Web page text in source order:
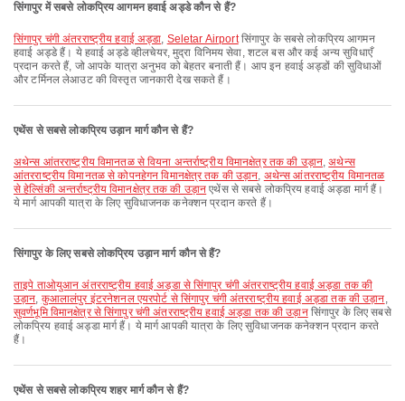
सिंगापुर में सबसे लोकप्रिय आगमन हवाई अड्डे कौन से हैं?
सिंगापुर चंगी अंतरराष्ट्रीय हवाई अड्डा, Seletar Airportसिंगापुर के सबसे लोकप्रिय आगमन
हवाई अड्डे हैं। ये हवाई अड्डे व्हीलचेयर, मुद्रा विनिमय सेवा, शटल बस और कई अन्य सुविधाएँ
प्रदान करते हैं, जो आपके यात्रा अनुभव को बेहतर बनाती हैं। आप इन हवाई अड्डों की सुविधाओं
और टर्मिनल लेआउट की विस्तृत जानकारी देख सकते हैं।
एथेंस से सबसे लोकप्रिय उड़ान मार्ग कौन से हैं?
अथेन्स आंतरराष्ट्रीय विमानतळ से वियना अन्तर्राष्ट्रीय विमानक्षेत्र तक की उड़ान,अथेन्स
आंतरराष्ट्रीय विमानतळ से कोपनहेगन विमानक्षेत्र तक की उड़ान, अथेन्स आंतरराष्ट्रीय विमानतळ
से हेल्सिंकी अन्तर्राष्ट्रीय विमानक्षेत्र तक की उड़ान एथेंस से सबसे लोकप्रिय हवाई अड्डा मार्ग हैं।
ये मार्ग आपकी यात्रा के लिए सुविधाजनक कनेक्शन प्रदान करते हैं।
सिंगापुर के लिए सबसे लोकप्रिय उड़ान मार्ग कौन से हैं?
ताइपे ताओयुआन अंतरराष्ट्रीय हवाई अड्डा से सिंगापुर चंगी अंतरराष्ट्रीय हवाई अड्डा तक की
उड़ान, कुआलालंपुर इंटरनेशनल एयरपोर्ट से सिंगापुर चंगी अंतरराष्ट्रीय हवाई अड्डा तक की उड़ान,
सुवर्णभूमि विमानक्षेत्र से सिंगापुर चंगी अंतरराष्ट्रीय हवाई अड्डा तक की उड़ानसिंगापुर के लिए सबसे
लोकप्रिय हवाई अड्डा मार्ग हैं। ये मार्ग आपकी यात्रा के लिए सुविधाजनक कनेक्शन प्रदान करते
हैं।
एथेंस से सबसे लोकप्रिय शहर मार्ग कौन से हैं?